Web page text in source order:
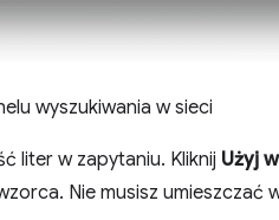
wyszukiwania w sieci
liter w zapytaniu. Kliknij Użyj
Nie musisz umieszczać